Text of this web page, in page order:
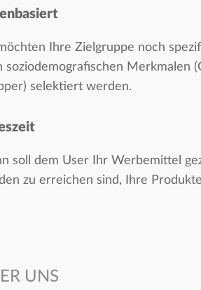
Ihre Zielgruppe noch
soziodemografischen Merkmalen
selektiert werden.
soll dem User Ihr Werbemittel
zu erreichen sind, Ihre
UNS